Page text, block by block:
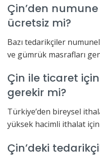
Çin’den
ücretsiz mi?
Bazı tedarikçiler
ve gümrük masrafları
Çin ile ticaret
gerekir mi?
Türkiye’den bireysel
yüksek hacimli ithalat
Çin’deki